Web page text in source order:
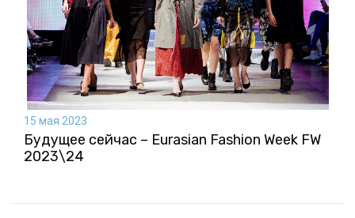
15 мая 2023
Будущее сейчас – Eurasian Fashion Week FW
2023\24